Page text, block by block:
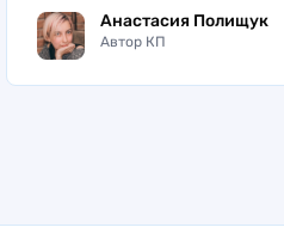
Анастасия Полищук
Автор КП